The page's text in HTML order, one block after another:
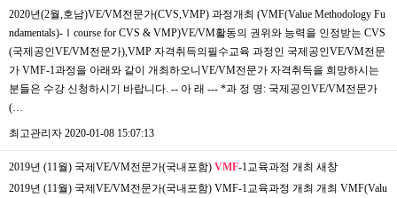
2020년(2월,호남)VE/VM전문가(CVS,VMP) 과정개최 (VMF(Value Methodology Fu
ndamentals)-Ⅰcourse for CVS & VMP)VE/VM활동의 권위와 능력을 인정받는 CVS
(국제공인VE/VM전문가),VMP 자격취득의필수교육 과정인 국제공인VE/VM전문
가 VMF-1과정을 아래와 같이 개최하오니VE/VM전문가 자격취득을 희망하시는
분들은 수강 신청하시기 바랍니다. -- 아 래 --- *과 정 명: 국제공인VE/VM전문가
(…
최고관리자 2020-01-08 15:07:13
2019년 (11월) 국제VE/VM전문가(국내포함) VMF-1교육과정 개최 새창
​2019년 (11월) 국제VE/VM전문가(국내포함) VMF-1교육과정 개최 개최 ​VMF(Valu